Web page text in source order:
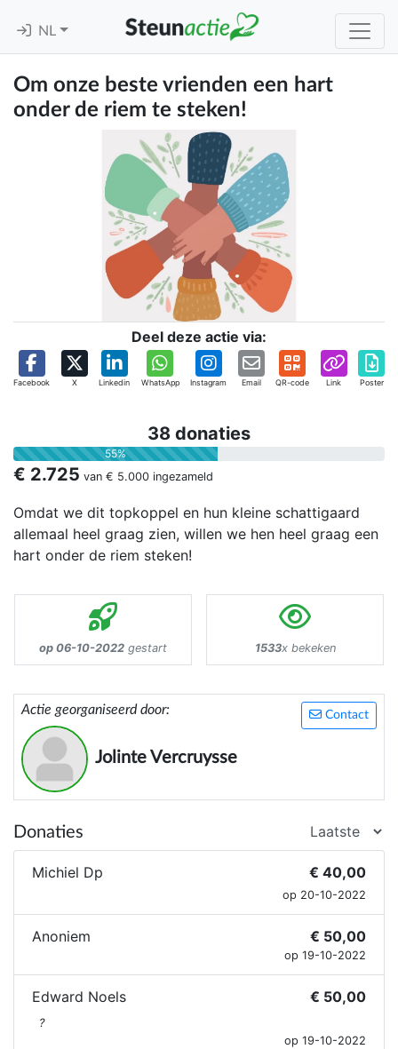
NL
Om onze beste vrienden een hart
onder de riem te steken!
Deel deze actie via:
Facebook X Linkedin WhatsApp Instagram Email QR-code Link Poster
38 donaties
55%
€ 2.725 van € 5.000 ingezameld
Omdat we dit topkoppel en hun kleine schattigaard
allemaal heel graag zien, willen we hen heel graag een
hart onder de riem steken!
op 06-10-2022 gestart 1533x bekeken
Contact
Actie georganiseerd door:
Jolinte Vercruysse
Donaties
Michiel Dp € 40,00
op 20-10-2022
Anoniem € 50,00
op 19-10-2022
Edward Noels € 50,00
?
op 19-10-2022